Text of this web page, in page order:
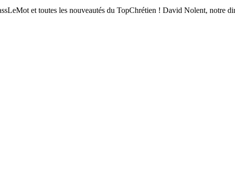
et toutes les nouveautés du TopChrétien ! David Nolent, notre